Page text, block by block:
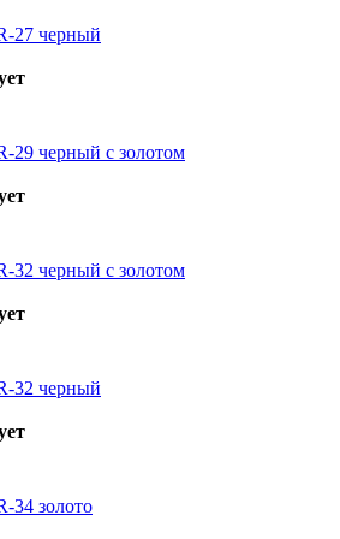
27 черный
29 черный с золотом
32 черный с золотом
32 черный
34 золото